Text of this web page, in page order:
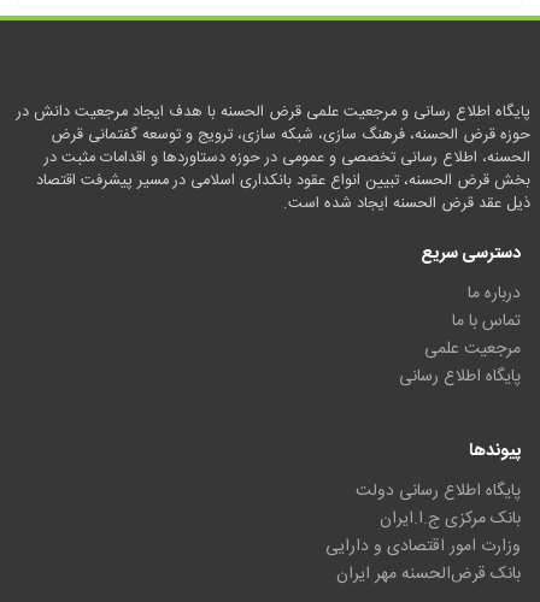
پایگاه اطلاع رسانی و مرجعیت علمی قرض الحسنه با هدف ایجاد مرجعیت دانش در
حوزه قرض الحسنه، فرهنگ سازی، شبکه سازی، ترویج و توسعه گفتمانی قرض
الحسنه، اطلاع رسانی تخصصی و عمومی در حوزه دستاوردها و اقدامات مثبت در
بخش قرض الحسنه، تبیین انواع عقود بانکداری اسلامی در مسیر پیشرفت اقتصاد
ذیل عقد قرض الحسنه ایجاد شده است.
دسترسی سریع
درباره ما
تماس با ما
مرجعیت علمی
پایگاه اطلاع رسانی
پیوندها
پایگاه اطلاع رسانی دولت
بانک مرکزی ج.ا.ایران
وزارت امور اقتصادی و دارایی
بانک قرض‌الحسنه مهر ایران